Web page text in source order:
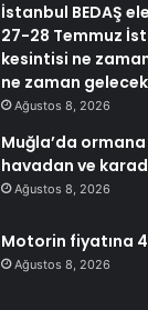
İstanbul BEDAŞ
27-28 Temmuz
kesintisi ne
ne zaman
Ağustos 8, 2026
Muğla’da
havadan ve
Ağustos 8, 2026
Motorin fiyatına
Ağustos 8, 2026